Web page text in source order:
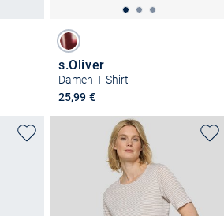
s.Oliver
Damen T-Shirt
25,99 €